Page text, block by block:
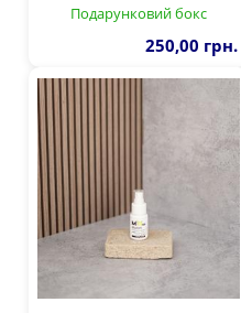
Подарунковий бокс
250,00 грн.